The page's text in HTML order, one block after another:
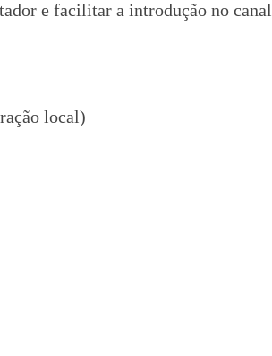
e facilitar a introdução no canal
local)